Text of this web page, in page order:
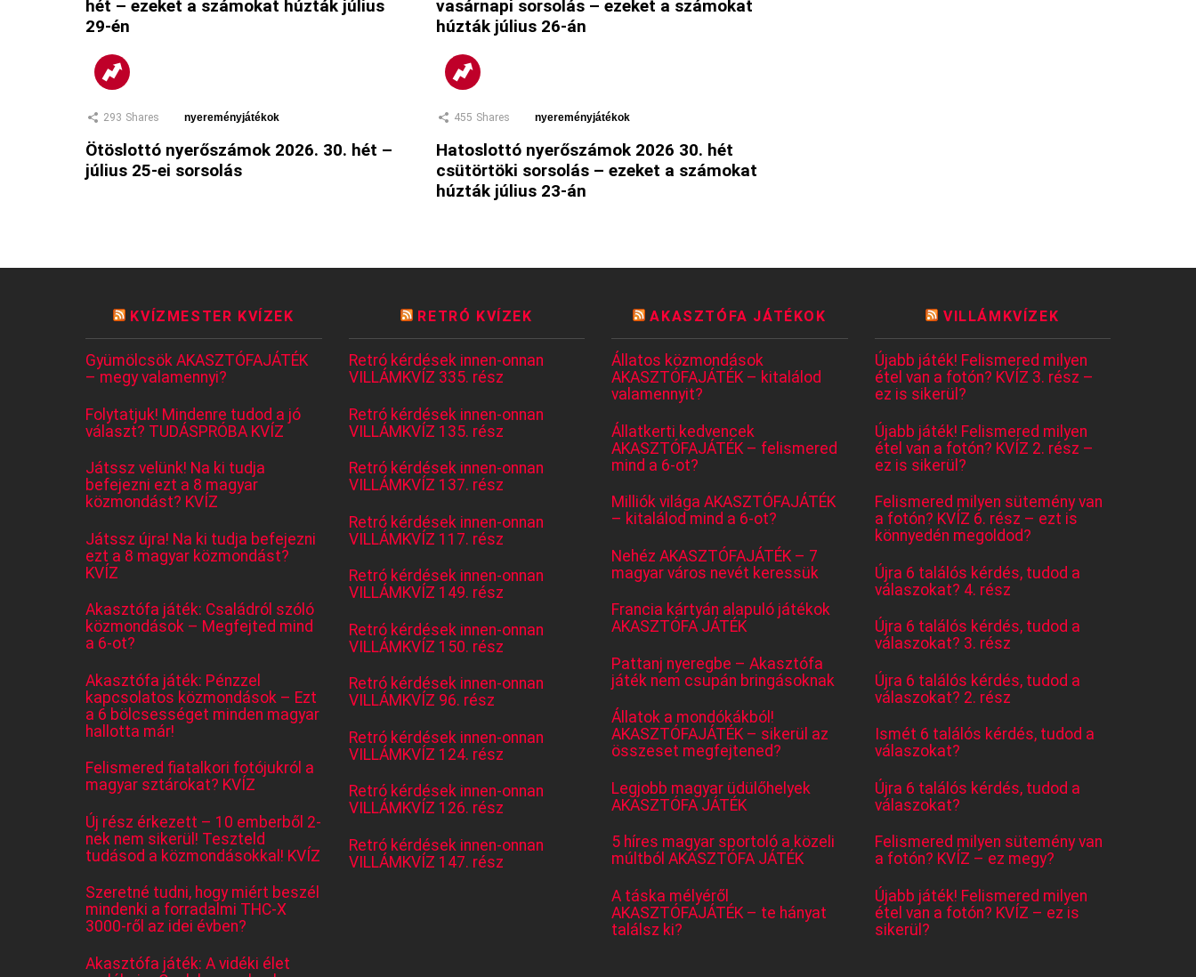
hét – ezeket a számokat húzták július
29-én
vasárnapi sorsolás – ezeket a számokat
húzták július 26-án
293 Shares nyereményjátékok
Ötöslottó nyerőszámok 2026. 30. hét –
július 25-ei sorsolás
455 Shares nyereményjátékok
Hatoslottó nyerőszámok 2026 30. hét
csütörtöki sorsolás – ezeket a számokat
húzták július 23-án
KVÍZMESTER KVÍZEK
Gyümölcsök AKASZTÓFAJÁTÉK
– megy valamennyi?
Folytatjuk! Mindenre tudod a jó
választ? TUDÁSPRÓBA KVÍZ
Játssz velünk! Na ki tudja
befejezni ezt a 8 magyar
közmondást? KVÍZ
Játssz újra! Na ki tudja befejezni
ezt a 8 magyar közmondást?
KVÍZ
Akasztófa játék: Családról szóló
közmondások – Megfejted mind
a 6-ot?
Akasztófa játék: Pénzzel
kapcsolatos közmondások – Ezt
a 6 bölcsességet minden magyar
hallotta már!
Felismered fiatalkori fotójukról a
magyar sztárokat? KVÍZ
Új rész érkezett – 10 emberből 2-
nek nem sikerül! Teszteld
tudásod a közmondásokkal! KVÍZ
Szeretné tudni, hogy miért beszél
mindenki a forradalmi THC-X
3000-ről az idei évben?
Akasztófa játék: A vidéki élet
RETRÓ KVÍZEK
Retró kérdések innen-onnan
VILLÁMKVÍZ 335. rész
Retró kérdések innen-onnan
VILLÁMKVÍZ 135. rész
Retró kérdések innen-onnan
VILLÁMKVÍZ 137. rész
Retró kérdések innen-onnan
VILLÁMKVÍZ 117. rész
Retró kérdések innen-onnan
VILLÁMKVÍZ 149. rész
Retró kérdések innen-onnan
VILLÁMKVÍZ 150. rész
Retró kérdések innen-onnan
VILLÁMKVÍZ 96. rész
Retró kérdések innen-onnan
VILLÁMKVÍZ 124. rész
Retró kérdések innen-onnan
VILLÁMKVÍZ 126. rész
Retró kérdések innen-onnan
VILLÁMKVÍZ 147. rész
AKASZTÓFA JÁTÉKOK
Állatos közmondások
AKASZTÓFAJÁTÉK – kitalálod
valamennyit?
Állatkerti kedvencek
AKASZTÓFAJÁTÉK – felismered
mind a 6-ot?
Milliók világa AKASZTÓFAJÁTÉK
– kitalálod mind a 6-ot?
Nehéz AKASZTÓFAJÁTÉK – 7
magyar város nevét keressük
Francia kártyán alapuló játékok
AKASZTÓFA JÁTÉK
Pattanj nyeregbe – Akasztófa
játék nem csupán bringásoknak
Állatok a mondókákból!
AKASZTÓFAJÁTÉK – sikerül az
összeset megfejtened?
Legjobb magyar üdülőhelyek
AKASZTÓFA JÁTÉK
5 híres magyar sportoló a közeli
múltból AKASZTÓFA JÁTÉK
A táska mélyéről
AKASZTÓFAJÁTÉK – te hányat
találsz ki?
VILLÁMKVÍZEK
Újabb játék! Felismered milyen
étel van a fotón? KVÍZ 3. rész –
ez is sikerül?
Újabb játék! Felismered milyen
étel van a fotón? KVÍZ 2. rész –
ez is sikerül?
Felismered milyen sütemény van
a fotón? KVÍZ 6. rész – ezt is
könnyedén megoldod?
Újra 6 találós kérdés, tudod a
válaszokat? 4. rész
Újra 6 találós kérdés, tudod a
válaszokat? 3. rész
Újra 6 találós kérdés, tudod a
válaszokat? 2. rész
Ismét 6 találós kérdés, tudod a
válaszokat?
Újra 6 találós kérdés, tudod a
válaszokat?
Felismered milyen sütemény van
a fotón? KVÍZ – ez megy?
Újabb játék! Felismered milyen
étel van a fotón? KVÍZ – ez is
sikerül?